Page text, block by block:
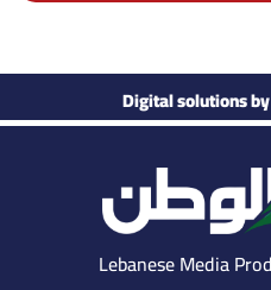
Digital solutions by